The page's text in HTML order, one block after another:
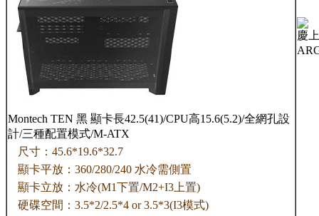
Montech TEN 黑 顯卡長42.5(41)/CPU高15.6(5.2)/全網孔設
計/三種配置模式/M-ATX
尺寸：45.6*19.6*32.7
顯卡平放：360/280/240 水冷需側置
顯卡立放：水冷(M1下置/M2+I3上置)
硬碟空間：3.5*2/2.5*4 or 3.5*3(I3模式)
慶